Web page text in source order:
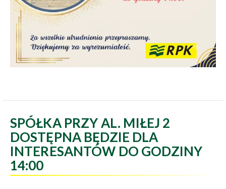
SPÓŁKA PRZY AL. MIŁEJ 2
DOSTĘPNA BĘDZIE DLA
INTERESANTÓW DO GODZINY
14:00